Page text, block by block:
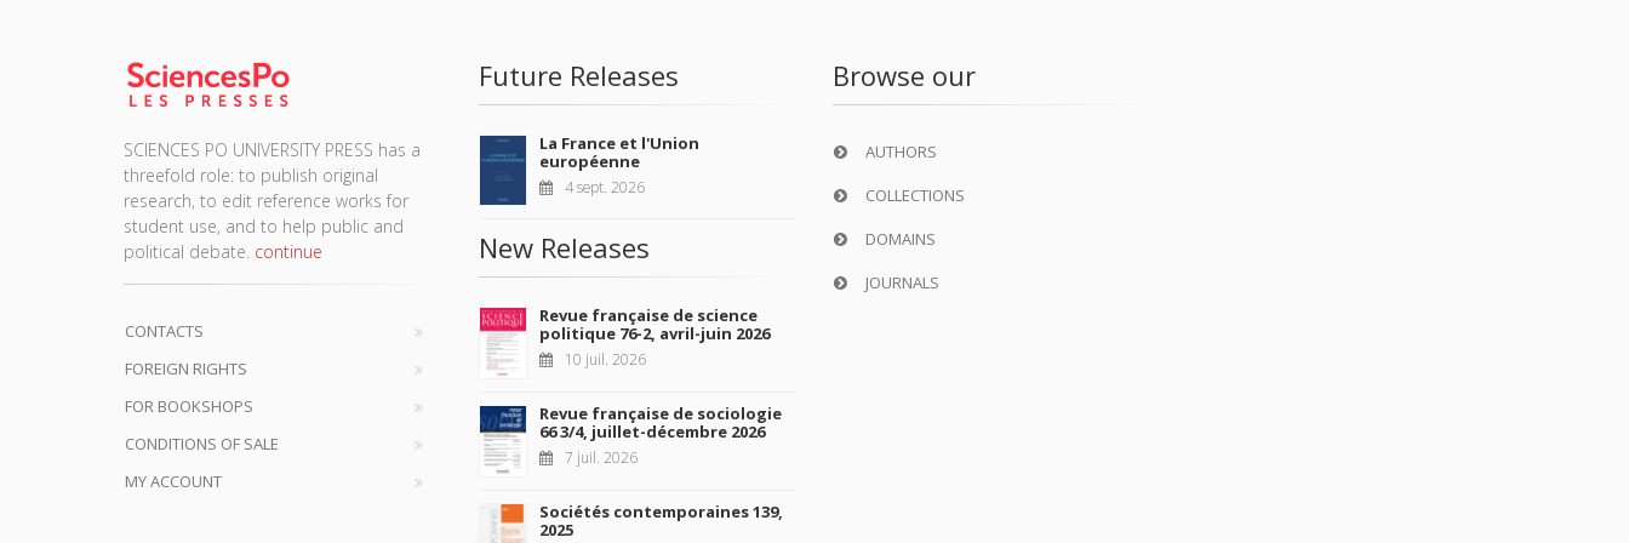
SCIENCES PO UNIVERSITY PRESS has a
threefold role: to publish original
research, to edit reference works for
student use, and to help public and
political debate. continue
CONTACTS
FOREIGN RIGHTS
FOR BOOKSHOPS
CONDITIONS OF SALE
MY ACCOUNT
Future Releases
La France et l'Union
européenne
4 sept. 2026
New Releases
Revue française de science
politique 76-2, avril-juin 2026
10 juil. 2026
Revue française de sociologie
66 3/4, juillet-décembre 2026
7 juil. 2026
Sociétés contemporaines 139,
2025
Browse our
AUTHORS
COLLECTIONS
DOMAINS
JOURNALS